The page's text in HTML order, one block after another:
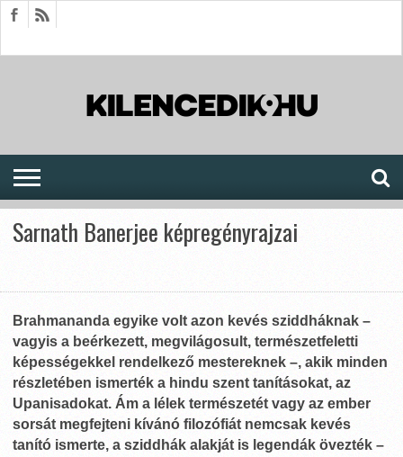
Sarnath Banerjee képregényrajzai
Brahmananda egyike volt azon kevés sziddháknak –
vagyis a beérkezett, megvilágosult, természetfeletti
képességekkel rendelkező mestereknek –, akik minden
részletében ismerték a hindu szent tanításokat, az
Upanisadokat. Ám a lélek természetét vagy az ember
sorsát megfejteni kívánó filozófiát nemcsak kevés
tanító ismerte, a sziddhák alakját is legendák övezték –